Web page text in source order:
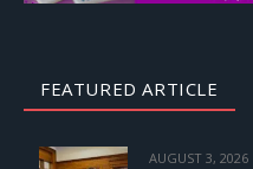
FEATURED ARTICLE
AUGUST 3, 2026